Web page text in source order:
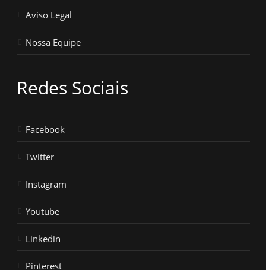
Aviso Legal
Nossa Equipe
Redes Sociais
Facebook
Twitter
Instagram
Youtube
Linkedin
Pinterest